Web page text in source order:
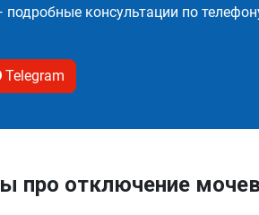
подробные консультации по
Telegram
про отключение